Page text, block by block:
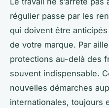
régulier passe par les
qui doivent être
de votre marque. Par
protections au-delà des
souvent indispensable.
nouvelles démarches
internationales, toujours